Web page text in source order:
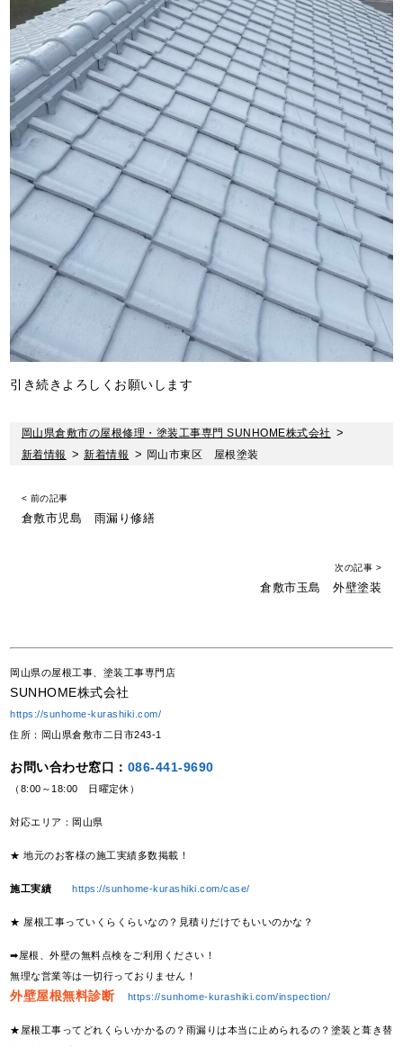
引き続きよろしくお願いします
岡山県倉敷市の屋根修理・塗装工事専門 SUNHOME株式会社 >
新着情報 >新着情報 > 岡山市東区 屋根塗装
< 前の記事
倉敷市児島 雨漏り修繕
次の記事 >
倉敷市玉島 外壁塗装
岡山県の屋根工事、塗装工事専門店
SUNHOME株式会社
https://sunhome-kurashiki.com/
住所：岡山県倉敷市二日市243-1
お問い合わせ窓口： 086-441-9690
（8:00～18:00 日曜定休）
対応エリア：岡山県
★ 地元のお客様の施工実績多数掲載！
施工実績 https://sunhome-kurashiki.com/case/
★ 屋根工事っていくらくらいなの？見積りだけでもいいのかな？
➡屋根、外壁の無料点検をご利用ください！
無理な営業等は一切行っておりません！
外壁屋根無料診断 https://sunhome-kurashiki.com/inspection/
★屋根工事ってどれくらいかかるの？雨漏りは本当に止められるの？塗装と葺き替